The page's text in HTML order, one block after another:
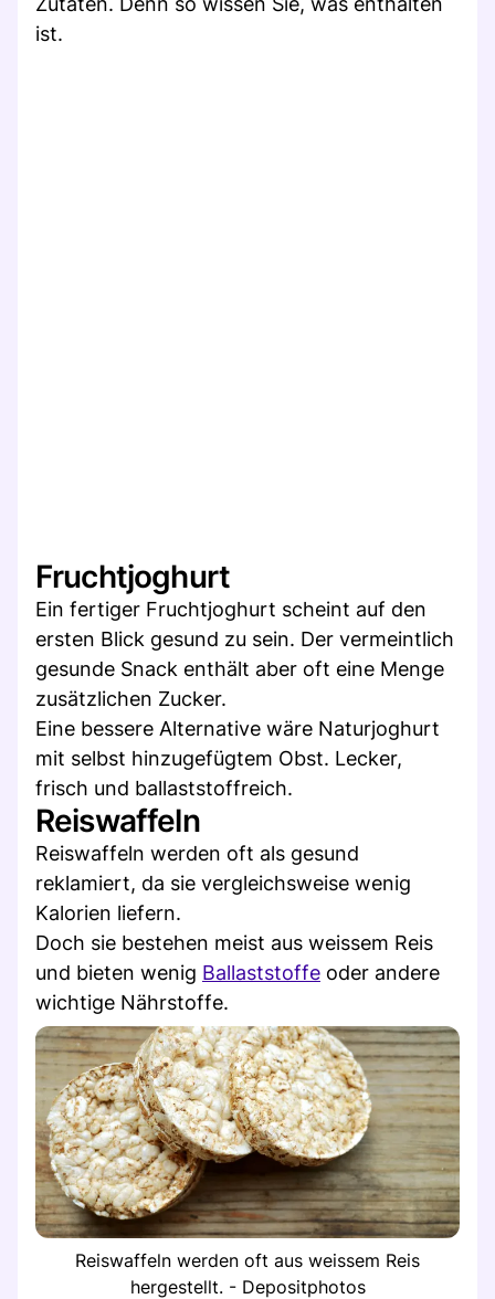
ist.
Fruchtjoghurt
Ein fertiger Fruchtjoghurt scheint auf den
ersten Blick gesund zu sein. Der vermeintlich
gesunde Snack enthält aber oft eine Menge
zusätzlichen Zucker.
Eine bessere Alternative wäre Naturjoghurt
mit selbst hinzugefügtem Obst. Lecker,
frisch und ballaststoffreich.
Reiswaffeln
Reiswaffeln werden oft als gesund
reklamiert, da sie vergleichsweise wenig
Kalorien liefern.
Doch sie bestehen meist aus weissem Reis
und bieten wenig Ballaststoffe oder andere
wichtige Nährstoffe.
Reiswaffeln werden oft aus weissem Reis
hergestellt. - Depositphotos